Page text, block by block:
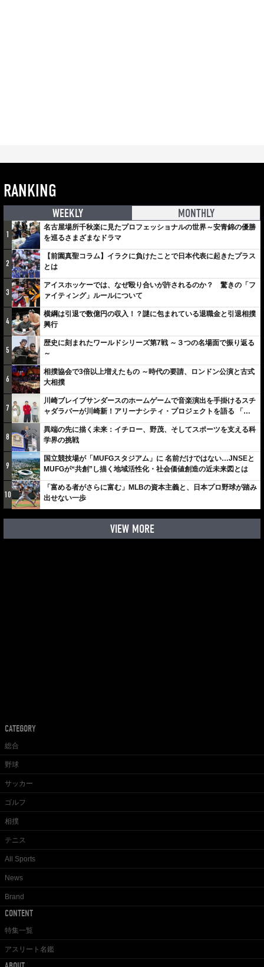
RANKING
WEEKLY MONTHLY
1
名古屋場所千秋楽に見たプロフェッショナルの世界～安青錦の優勝
を巡るさまざまなドラマ
2
【前園真聖コラム】イラクに負けたことで日本代表に起きたプラス
とは
3
アイスホッケーでは、なぜ殴り合いが許されるのか？ 驚きの「フ
ァイティング」ルールについて
4
横綱は引退で数億円の収入！？謎に包まれている退職金と引退相撲
興行
5
歴史に刻まれたワールドシリーズ第7戦 ～３つの名場面で振り返る
～
6
相撲協会で3倍以上増えたもの ～時代の要請、ロンドン公演と古式
大相撲
7
川崎ブレイブサンダースのホームゲームで音楽演出を手掛けるスチ
ャダラパーが川崎新！アリーナシティ・プロジェクトを語る 「楽
しみでしかないでしょ。川崎は、ずっと成長曲線だから」
8
異端の先に描く未来：イチロー、野茂、そしてスポーツを支える科
学界の挑戦
9
国立競技場が「MUFGスタジアム」に 名前だけではない…JNSEと
MUFGが“共創”し描く地域活性化・社会価値創造の近未来図とは
10
「富める者がさらに富む」MLBの資本主義と、日本プロ野球が踏み
出せない一歩
VIEW MORE
CATEGORY
総合
野球
サッカー
ゴルフ
相撲
テニス
All Sports
News
Brand
CONTENT
特集一覧
アスリート名鑑